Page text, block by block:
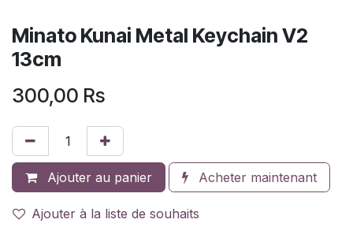
Minato Kunai Metal Keychain V2
13cm
300,00 Rs
Ajouter au panier Acheter maintenant
Ajouter à la liste de souhaits